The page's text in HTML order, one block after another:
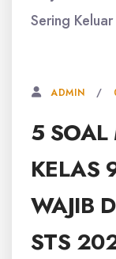
ADMIN
5
KELAS
WAJIB
STS